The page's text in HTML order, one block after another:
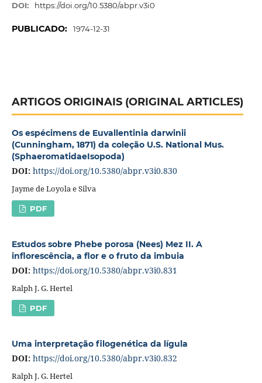
DOI: https://doi.org/10.5380/abpr.v3i0
PUBLICADO: 1974-12-31
ARTIGOS ORIGINAIS (ORIGINAL ARTICLES)
Os espécimens de Euvallentinia darwinii
(Cunningham, 1871) da coleção U.S. National Mus.
(SphaeromatidaeIsopoda)
DOI: https://doi.org/10.5380/abpr.v3i0.830
Jayme de Loyola e Silva
PDF
Estudos sobre Phebe porosa (Nees) Mez II. A
inflorescência, a flor e o fruto da imbuia
DOI: https://doi.org/10.5380/abpr.v3i0.831
Ralph J. G. Hertel
PDF
Uma interpretação filogenética da lígula
DOI: https://doi.org/10.5380/abpr.v3i0.832
Ralph J. G. Hertel